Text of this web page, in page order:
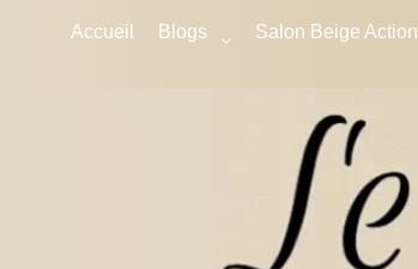
Accueil Blogs Salon Beige Action